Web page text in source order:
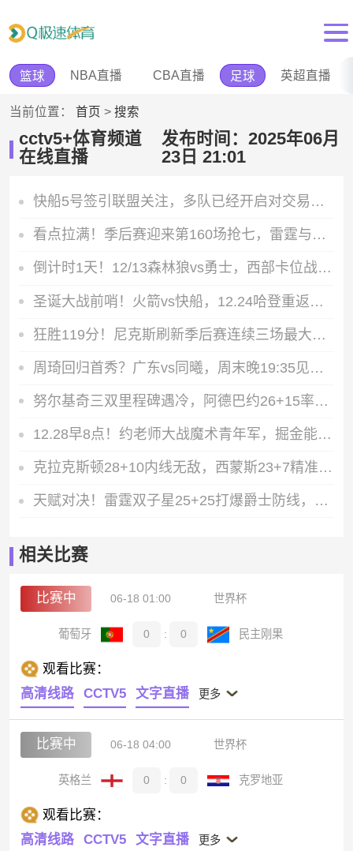
篮球 NBA直播 CBA直播 足球 英超直播
当前位置： 首页 > 搜索
cctv5+体育频道
在线直播
发布时间：2025年06月
23日 21:01
快船5号签引联盟关注，多队已经开启对交易可能性的积极试探
看点拉满！季后赛迎来第160场抢七，雷霆与马刺迎本赛季第12次交锋
倒计时1天！12/13森林狼vs勇士，西部卡位战一触即发
圣诞大战前哨！火箭vs快船，12.24哈登重返休斯顿能否复仇
狂胜119分！尼克斯刷新季后赛连续三场最大分差历史纪录
周琦回归首秀？广东vs同曦，周末晚19:35见证王者归来
努尔基奇三双里程碑遇冷，阿德巴约26+15率热火33分大胜爵士
12.28早8点！约老师大战魔术青年军，掘金能否止连败
克拉克斯顿28+10内线无敌，西蒙斯23+7精准制导，篮网力擒公牛
天赋对决！雷霆双子星25+25打爆爵士防线，霍姆格伦制霸内线
相关比赛
比赛中 06-18 01:00 世界杯
葡萄牙 0 : 0 民主刚果
观看比赛：
高清线路
CCTV5 文字直播 更多
比赛中 06-18 04:00 世界杯
英格兰 0 : 0 克罗地亚
观看比赛：
高清线路
CCTV5 文字直播 更多